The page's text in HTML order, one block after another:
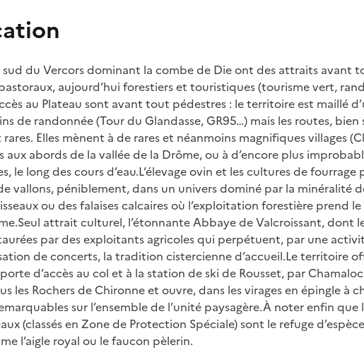
sud du Vercors dominant la combe de Die ont des attraits avant
aujourd’hui forestiers et touristiques (tourisme vert,
au Plateau sont avant tout pédestres : le territoire est maillé
de randonnée (Tour du Glandasse, GR95…) mais les routes, bien
Elles mènent à de rares et néanmoins magnifiques villages
aux abords de la vallée de la Drôme, ou à d’encore plus
le long des cours d’eau.L’élevage ovin et les cultures de fourrage
vallons, péniblement, dans un univers dominé par la minéralité
ou des falaises calcaires où l’exploitation forestière prend
attrait culturel, l’étonnante Abbaye de Valcroissant, dont
par des exploitants agricoles qui perpétuent, par une
de concerts, la tradition cistercienne d’accueil.Le territoire
d’accès au col et à la station de ski de Rousset, par
les Rochers de Chironne et ouvre, dans les virages en épingle à
sur l’ensemble de l’unité paysagère.À noter enfin que
(classés en Zone de Protection Spéciale) sont le refuge
l’aigle royal ou le faucon pèlerin.